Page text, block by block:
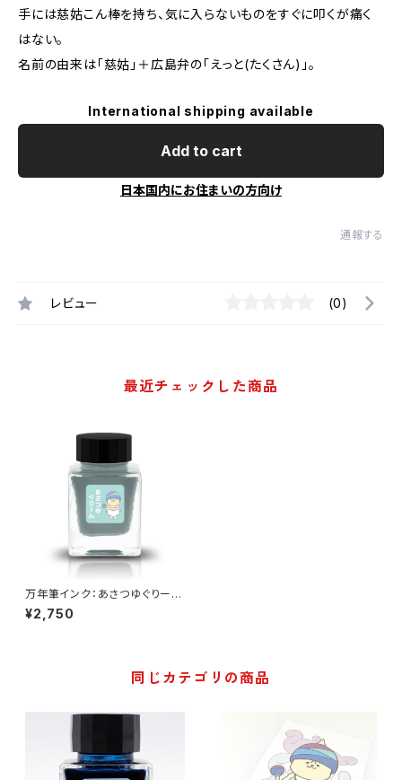
手には慈姑こん棒を持ち、気に入らないものをすぐに叩くが痛く
はない。
名前の由来は「慈姑」＋広島弁の「えっと(たくさん)」。
International shipping available
Add to cart
日本国内にお住まいの方向け
通報する
レビュー (0)
最近チェックした商品
万年筆インク：あさつゆぐりー
ん くわいえっと
¥2,750
同じカテゴリの商品